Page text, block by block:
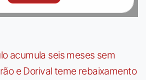
acumula seis meses sem
e Dorival teme rebaixamento